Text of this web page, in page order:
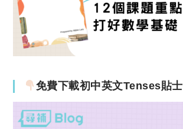
免費下載初中英文Tenses貼士